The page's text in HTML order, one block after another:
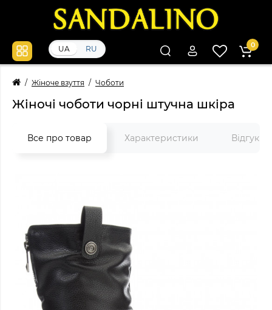
UA RU 0
Жіноче взуття Чоботи
Жіночі чоботи чорні штучна шкіра
Все про товар Характеристики Відгуки